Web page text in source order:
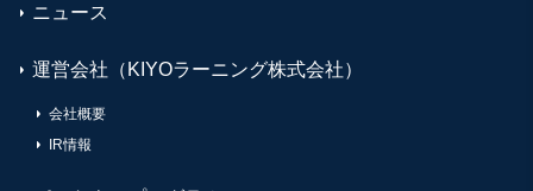
ニュース
運営会社（KIYOラーニング株式会社）
会社概要
IR情報